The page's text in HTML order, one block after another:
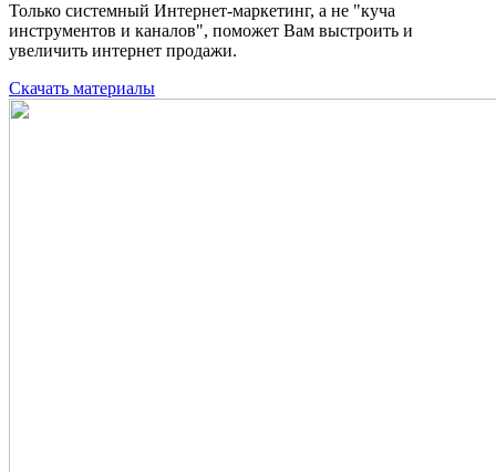
Только системный Интернет-маркетинг, а не "куча
инструментов и каналов", поможет Вам выстроить и
увеличить интернет продажи.
Скачать материалы